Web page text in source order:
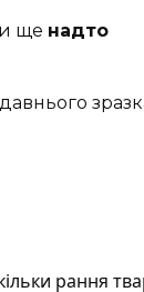
ще надто
рання